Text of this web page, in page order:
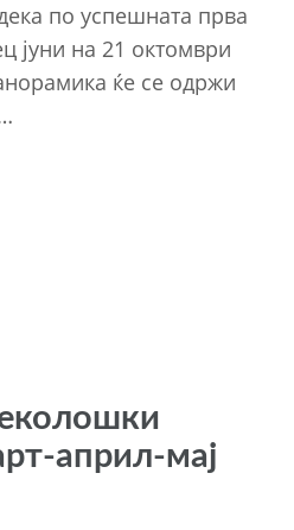
по успешната прва
јуни на 21 октомври
ќе се одржи
април-мај